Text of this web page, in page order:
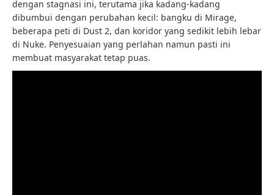
dengan stagnasi ini, terutama jika kadang-kadang
dibumbui dengan perubahan kecil: bangku di Mirage,
beberapa peti di Dust 2, dan koridor yang sedikit lebih lebar
di Nuke. Penyesuaian yang perlahan namun pasti ini
membuat masyarakat tetap puas.